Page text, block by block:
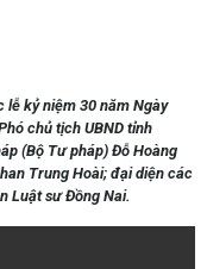
lễ kỷ niệm 30 năm Ngày
chủ tịch UBND tỉnh
(Bộ Tư pháp) Đỗ Hoàng
Trung Hoài; đại diện các
Luật sư Đồng Nai.